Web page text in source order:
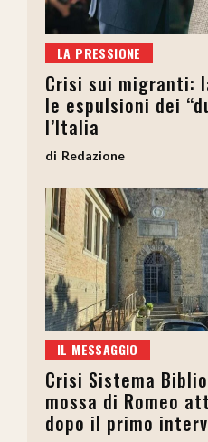
LA PRESSIONE
Crisi sui migranti:
le espulsioni dei
l’Italia
Redazione
IL MESSAGGIO
Crisi Sistema
mossa di Romeo
dopo il primo